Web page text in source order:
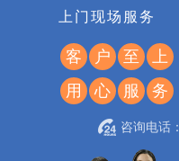
上门现场服务
客 户 至 上
用
心 服 务
咨询电话：